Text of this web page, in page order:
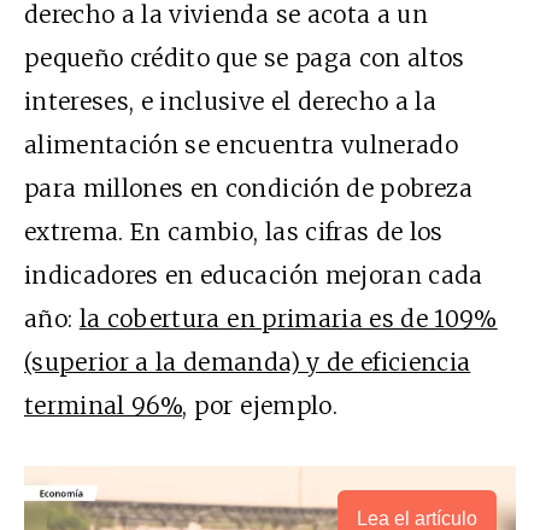
derecho a la vivienda se acota a un
pequeño crédito que se paga con altos
intereses, e inclusive el derecho a la
alimentación se encuentra vulnerado
para millones en condición de pobreza
extrema. En cambio, las cifras de los
indicadores en educación mejoran cada
año: la cobertura en primaria es de 109%
(superior a la demanda) y de eficiencia
terminal 96%, por ejemplo.
Lea el artículo